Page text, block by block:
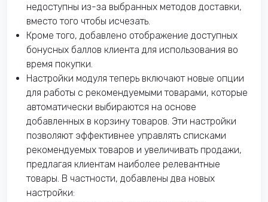
недоступны из-за выбранных методов доставки,
вместо того чтобы исчезать.
Кроме того, добавлено отображение доступных
бонусных баллов клиента для использования во
время покупки.
Настройки модуля теперь включают новые опции
для работы с рекомендуемыми товарами, которые
автоматически выбираются на основе
добавленных в корзину товаров. Эти настройки
позволяют эффективнее управлять списками
рекомендуемых товаров и увеличивать продажи,
предлагая клиентам наиболее релевантные
товары. В частности, добавлены два новых
настройки: